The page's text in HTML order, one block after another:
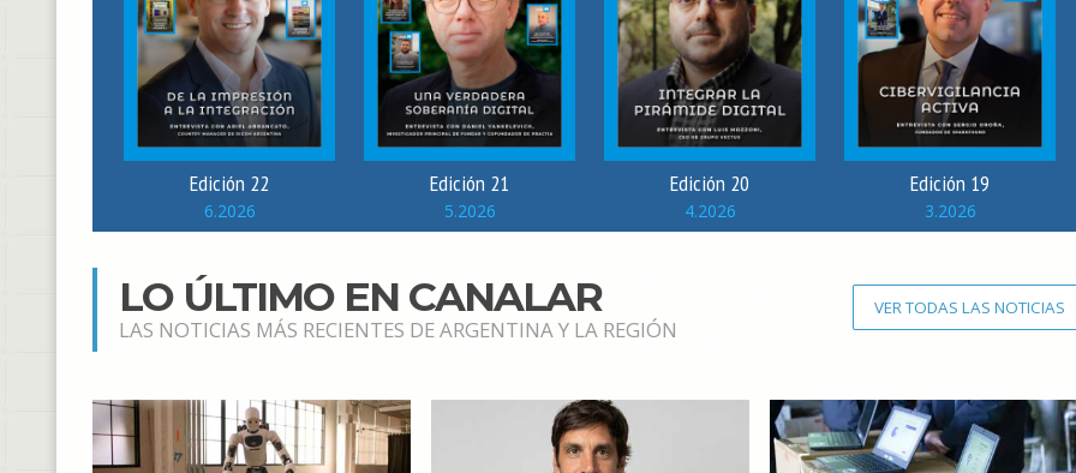
Edición 22
6.2026
Edición 21
5.2026
Edición 20
4.2026
Edición 19
3.2026
VER TODAS LAS NOTICIAS
LO ÚLTIMO EN CANALAR
LAS NOTICIAS MÁS RECIENTES DE ARGENTINA Y LA REGIÓN